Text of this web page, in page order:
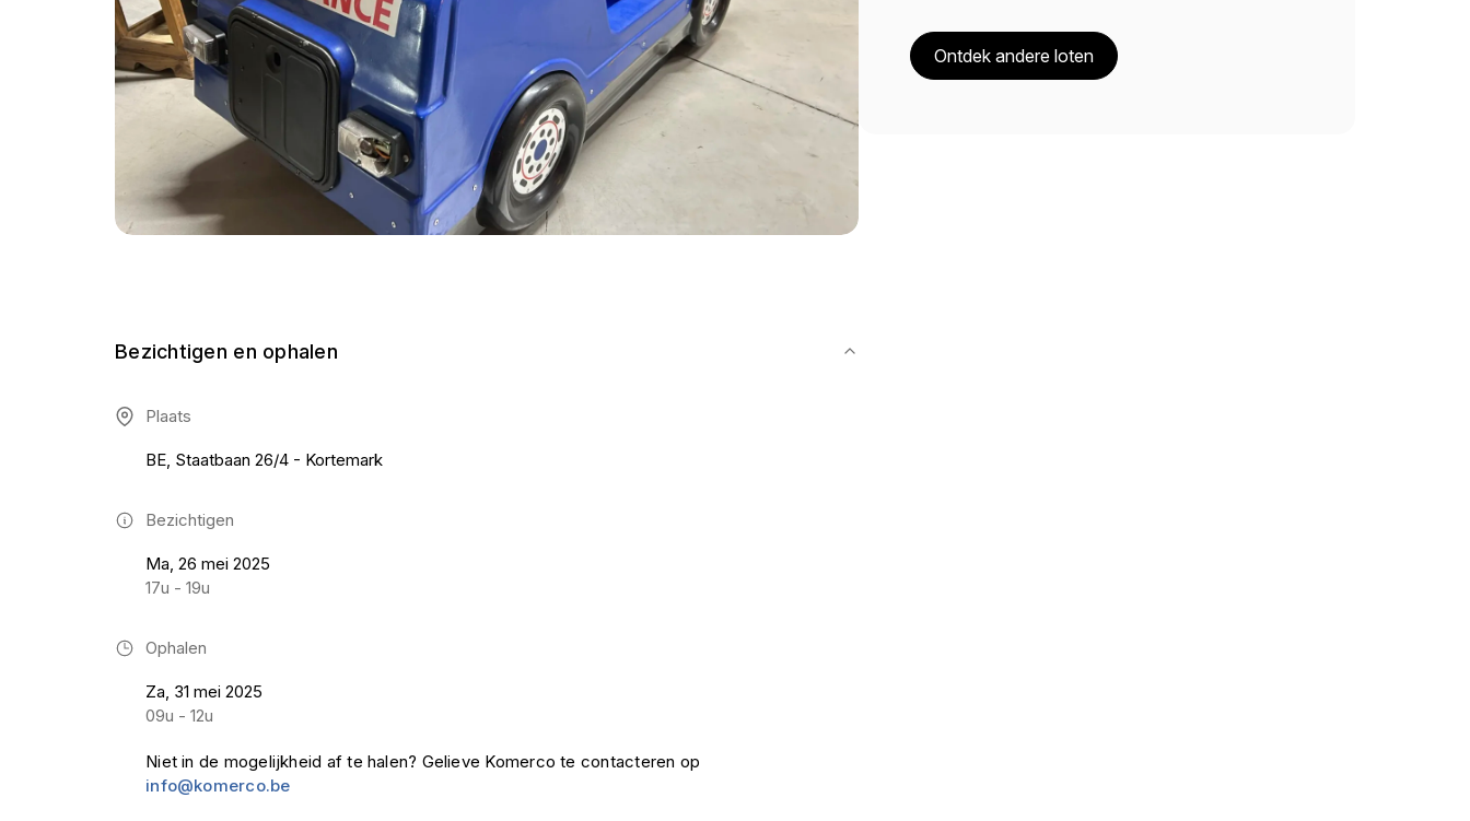
Bezichtigen en ophalen
Plaats
BE, Staatbaan 26/4 - Kortemark
Bezichtigen
Ma, 26 mei 2025
17u - 19u
Ophalen
Za, 31 mei 2025
09u - 12u
Niet in de mogelijkheid af te halen? Gelieve Komerco te contacteren op
info@komerco.be
Ontdek andere loten